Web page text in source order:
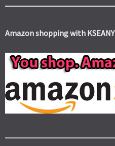
Amazon shopping with KSEANY